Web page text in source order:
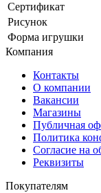
Сертификат
Рисунок
Форма игрушки
Компания
Контакты
О компании
Вакансии
Магазины
Публичная
Политика
Согласие на
Реквизиты
Покупателям